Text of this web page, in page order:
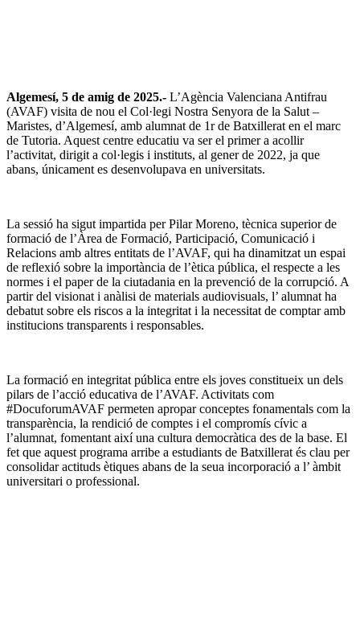
Algemesí, 5 de amig de 2025.- L’Agència Valenciana Antifrau
(AVAF) visita de nou el Col·legi Nostra Senyora de la Salut –
Maristes, d’Algemesí, amb alumnat de 1r de Batxillerat en el marc
de Tutoria. Aquest centre educatiu va ser el primer a acollir
l’activitat, dirigit a col·legis i instituts, al gener de 2022, ja que
abans, únicament es desenvolupava en universitats.
La sessió ha sigut impartida per Pilar Moreno, tècnica superior de
formació de l’Àrea de Formació, Participació, Comunicació i
Relacions amb altres entitats de l’AVAF, qui ha dinamitzat un espai
de reflexió sobre la importància de l’ètica pública, el respecte a les
normes i el paper de la ciutadania en la prevenció de la corrupció. A
partir del visionat i anàlisi de materials audiovisuals, l’ alumnat ha
debatut sobre els riscos a la integritat i la necessitat de comptar amb
institucions transparents i responsables.
La formació en integritat pública entre els joves constitueix un dels
pilars de l’acció educativa de l’AVAF. Activitats com
#DocuforumAVAF permeten apropar conceptes fonamentals com la
transparència, la rendició de comptes i el compromís cívic a
l’alumnat, fomentant així una cultura democràtica des de la base. El
fet que aquest programa arribe a estudiants de Batxillerat és clau per
consolidar actituds ètiques abans de la seua incorporació a l’ àmbit
universitari o professional.